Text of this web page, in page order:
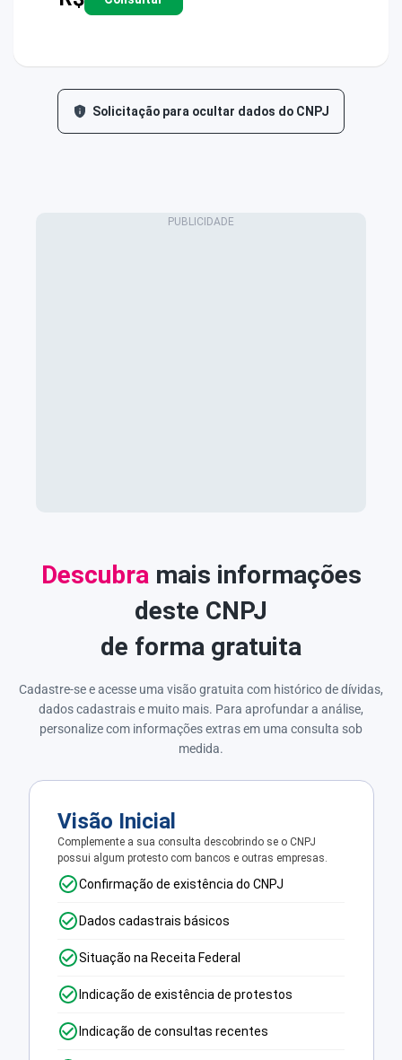
Solicitação para ocultar dados do CNPJ
Descubra mais informações
deste CNPJ
de forma gratuita
Cadastre-se e acesse uma visão gratuita com histórico de dívidas,
dados cadastrais e muito mais. Para aprofundar a análise,
personalize com informações extras em uma consulta sob
medida.
Visão Inicial
Complemente a sua consulta descobrindo se o CNPJ
possui algum protesto com bancos e outras empresas.
Confirmação de existência do CNPJ
Dados cadastrais básicos
Situação na Receita Federal
Indicação de existência de protestos
Indicação de consultas recentes